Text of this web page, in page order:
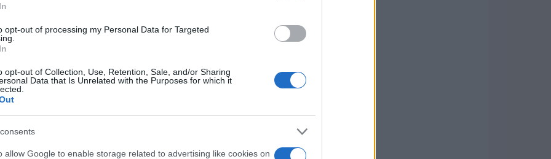
opt-out of processing my Personal Data for Targeted
opt-out of Collection, Use, Retention, Sale, and/or Sharing
Data that Is Unrelated with the Purposes for which it
allow Google to enable storage related to advertising like cookies on
diverse opportunità per genitori, bambini e
eventi speciali. Le manifestazioni
e letture in vari parchi della città.
calendario ricco di appuntamenti.<\/p>
nella lettura<\/h2>